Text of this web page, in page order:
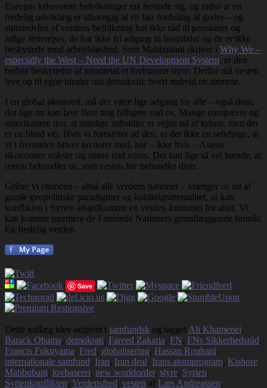
Europas kriseramte befolkninger må besinde sig, og indse at en
fredelig udvikling er afhængig af en fair fordeling af goder – og
størstedelen af verdens befolkning har ikke råd til pensioner og
årlige ferierejser, de har ikke fri adgang til hospitaler og de er ikke
beskyttede mod arbejdsløshed. Som Mahbunani skriver i Why We –
especially the West – Need the UN Development System, er den
bedste beskyttelse af mindretal et lovbaseret styre. Derfor må vesten
leve op til egne idealer om demokrati; hvert individ en stemme.
I en global økonomi, må der være lige adgang for alle – også dem,
der lige nu kan lave flere ting billigere end os. Mange europæere og
amerikanere tror, at statslige subsidier er vejen ud af krisen, men det
er en blind vej. Hvis vi fortsætter ad den, er det ikke en selvfølge, at
vi i fremtiden bliver inviteret med, når – ikke hvis – Asiens
økonomier vokser sig større end vores. Det kan lige så vel hænde, at
resten behandler os, som vesten har behandlet dem.
Griber vi chancen – altså alle verdens nationer – krænger os ud af
gamle geopolitiske paradigmer og koldkrigsmentalitet, så kan
konflikten i Syrien afstedkomme en verden forandret for altid. Vi
kan komme nærmere de Forenede Nationers grundlæggende formål:
En fredelig verden.
Save
Dette indlæg blev udgivet i samfundsk og tagget Ali Khamenei,
Barack Obama, demokrati, Fareed Zakaria, FN, FNs Sikkerhedsråd,
Francis Fukuyama, Fred, globalisering, Hassan Rouhani,
internationale samfund, Iran, Iran deal, Irans atomprogram, Kishore
Mahbubani, lovbaseret, new worldorder, styre, Syrien,
Syrienkonflikten, Verdensfred, vesten af Lars Andreassen.